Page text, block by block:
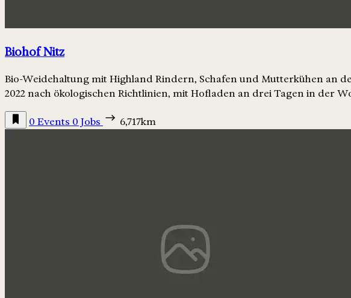
Biohof Nitz
Bio-Weidehaltung mit Highland Rindern, Schafen und Mutterkühen an
2022 nach ökologischen Richtlinien, mit Hofladen an drei Tagen in der
0 Events 0 Jobs 6,717km